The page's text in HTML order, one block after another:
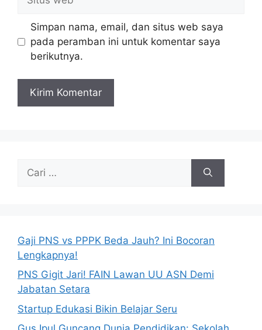
web
Simpan nama, email, dan situs web saya
pada peramban ini untuk komentar saya
berikutnya.
untuk:
Gaji PNS vs PPPK Beda Jauh? Ini Bocoran
Lengkapnya!
PNS Gigit Jari! FAIN Lawan UU ASN Demi
Jabatan Setara
Startup Edukasi Bikin Belajar Seru